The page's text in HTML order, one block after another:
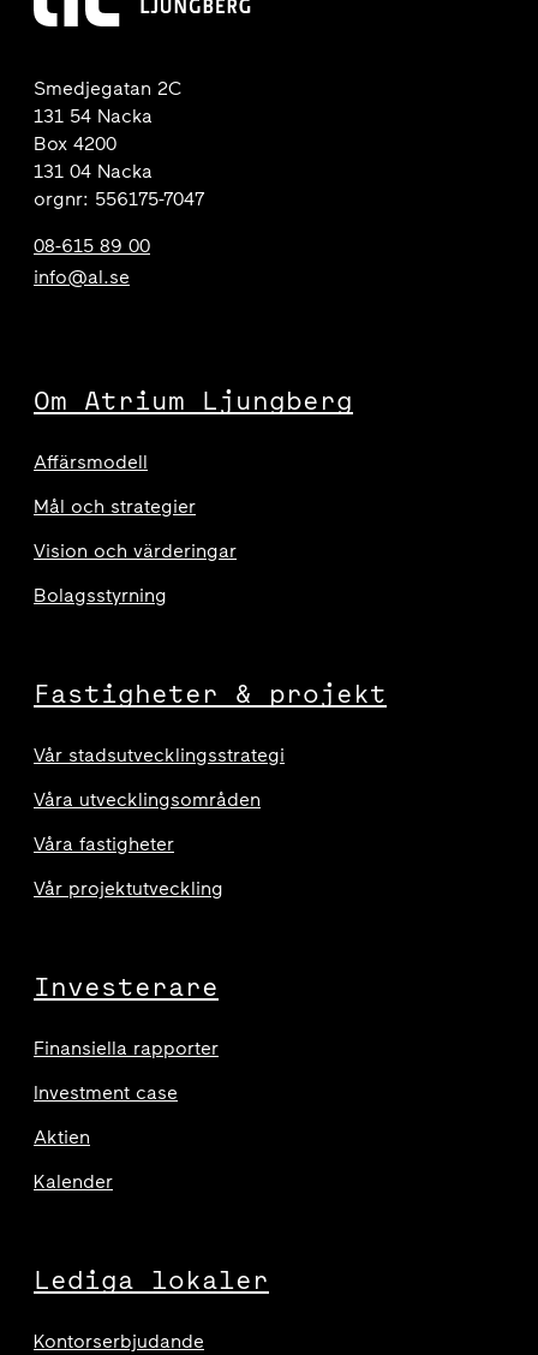
Smedjegatan 2C
131 54 Nacka
Box 4200
131 04 Nacka
orgnr: 556175-7047
08-615 89 00
info@al.se
Om Atrium Ljungberg
Affärsmodell
Mål och strategier
Vision och värderingar
Bolagsstyrning
Fastigheter & projekt
Vår stadsutvecklingsstrategi
Våra utvecklingsområden
Våra fastigheter
Vår projektutveckling
Investerare
Finansiella rapporter
Investment case
Aktien
Kalender
Lediga lokaler
Kontorserbjudande